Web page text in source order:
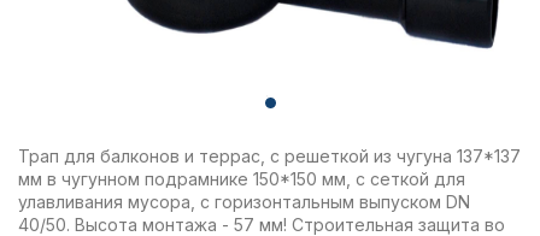
Трап для балконов и террас, с решеткой из чугуна 137*137
мм в чугунном подрамнике 150*150 мм, с сеткой для
улавливания мусора, с горизонтальным выпуском DN
40/50. Высота монтажа - 57 мм! Строительная защита во